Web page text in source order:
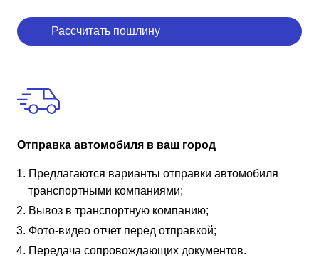
Рассчитать пошлину
Отправка автомобиля в ваш город
Предлагаются варианты отправки автомобиля
транспортными компаниями;
Вывоз в транспортную компанию;
Фото-видео отчет перед отправкой;
Передача сопровождающих документов.